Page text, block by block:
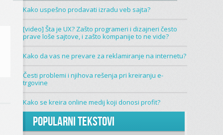
Kako uspešno prodavati izradu veb sajta?
[video] Šta je UX? Zašto programeri i dizajneri često
prave loše sajtove, i zašto kompanije to ne vide?
Kako da vas ne prevare za reklamiranje na internetu?
Česti problemi i njihova rešenja pri kreiranju e-
trgovine
Kako se kreira online medij koji donosi profit?
Popularni tekstovi